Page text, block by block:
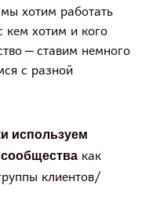
хотим работать
кем хотим и кого
— ставим немного
с разной
используем
как
клиентов/